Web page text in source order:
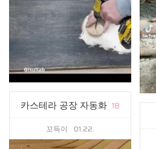
카스테라 공장 자동화 18
꼬득이 01.22.